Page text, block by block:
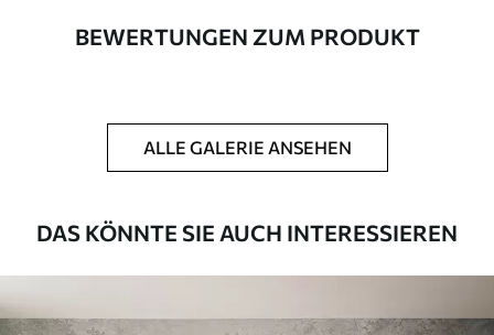
Zusätzlich
Erhältlich mit Lackbeschichtung
Schwamm gereinigt werden.
Fototapeten mit Lackbeschichtung
Verlegemethode Nahtlose Anwendung
Verfügbare Materialien
BEWERTUNGEN ZUM PRODUKT
ALLE GALERIE ANSEHEN
DAS KÖNNTE SIE AUCH INTERESSIEREN